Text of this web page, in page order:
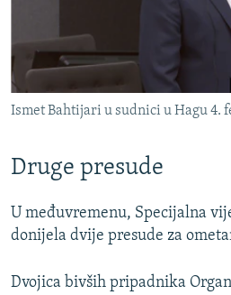
Ismet Bahtijari u sudnici u Hagu 4.
Druge presude
U međuvremenu, Specijalna
donijela dvije presude za
Dvojica bivših pripadnika